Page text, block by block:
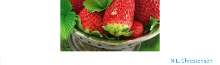
N.L. Chrestensen